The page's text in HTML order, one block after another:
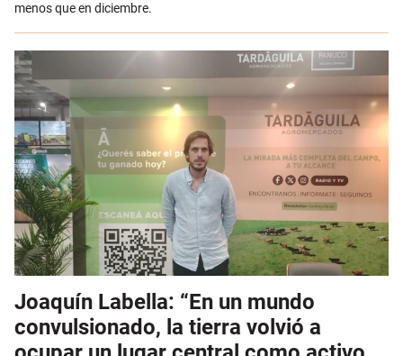
menos que en diciembre.
Joaquín Labella: “En un mundo
convulsionado, la tierra volvió a